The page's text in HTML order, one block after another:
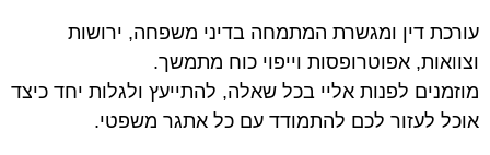
עורכת דין ומגשרת המתמחה בדיני משפחה, ירושות
וצוואות, אפוטרופסות וייפוי כוח מתמשך.
מוזמנים לפנות אליי בכל שאלה, להתייעץ ולגלות יחד כיצד
אוכל לעזור לכם להתמודד עם כל אתגר משפטי.